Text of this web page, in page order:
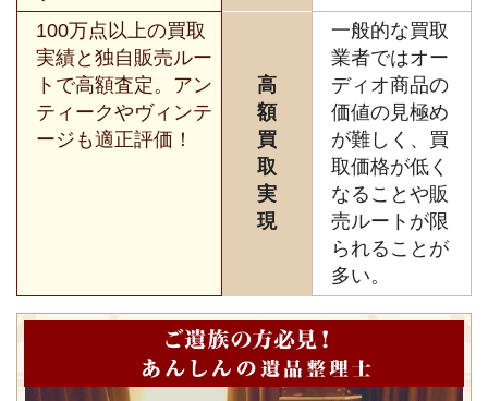
100万点以上の買取
実績と独自販売ルー
トで高額査定。アン
ティークやヴィンテ
ージも適正評価！
高
額
買
取
実
現
一般的な買取
業者ではオー
ディオ商品の
価値の見極め
が難しく、買
取価格が低く
なることや販
売ルートが限
られることが
多い。